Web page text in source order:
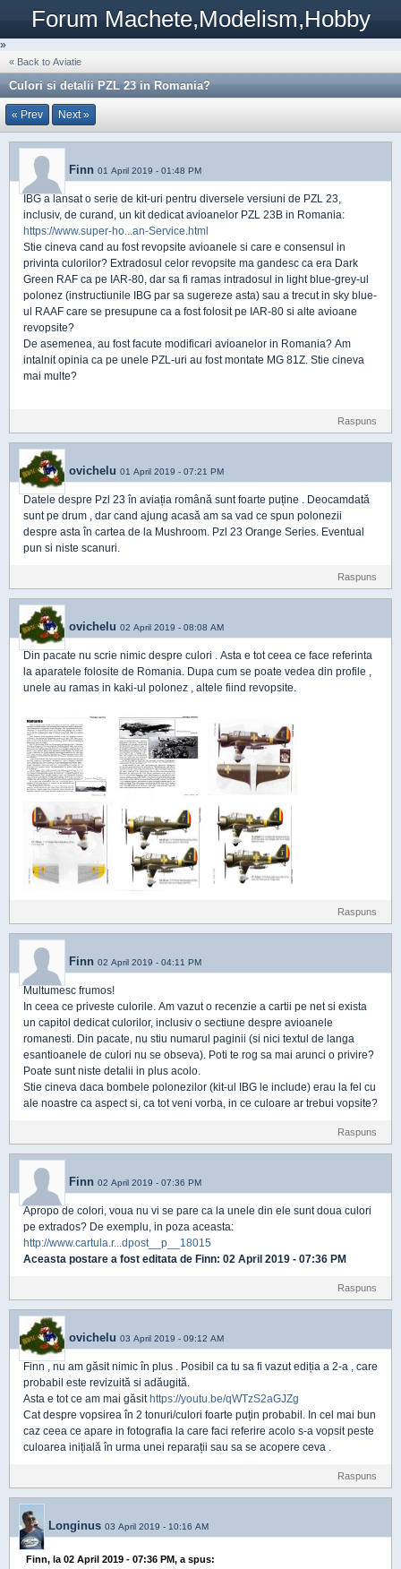
Forum Machete,Modelism,Hobby
»
« Back to Aviatie
Culori si detalii PZL 23 in Romania?
« Prev Next »
Finn 01 April 2019 - 01:48 PM
IBG a lansat o serie de kit-uri pentru diversele versiuni de PZL 23,
inclusiv, de curand, un kit dedicat avioanelor PZL 23B in Romania:
https://www.super-ho...an-Service.html
Stie cineva cand au fost revopsite avioanele si care e consensul in
privinta culorilor? Extradosul celor revopsite ma gandesc ca era Dark
Green RAF ca pe IAR-80, dar sa fi ramas intradosul in light blue-grey-ul
polonez (instructiunile IBG par sa sugereze asta) sau a trecut in sky blue-
ul RAAF care se presupune ca a fost folosit pe IAR-80 si alte avioane
revopsite?
De asemenea, au fost facute modificari avioanelor in Romania? Am
intalnit opinia ca pe unele PZL-uri au fost montate MG 81Z. Stie cineva
mai multe?
Raspuns
ovichelu 01 April 2019 - 07:21 PM
Datele despre Pzl 23 în aviația română sunt foarte puține . Deocamdată
sunt pe drum , dar cand ajung acasă am sa vad ce spun polonezii
despre asta în cartea de la Mushroom. Pzl 23 Orange Series. Eventual
pun si niste scanuri.
Raspuns
ovichelu 02 April 2019 - 08:08 AM
Din pacate nu scrie nimic despre culori . Asta e tot ceea ce face referinta
la aparatele folosite de Romania. Dupa cum se poate vedea din profile ,
unele au ramas in kaki-ul polonez , altele fiind revopsite.
Raspuns
Finn 02 April 2019 - 04:11 PM
Multumesc frumos!
In ceea ce priveste culorile. Am vazut o recenzie a cartii pe net si exista
un capitol dedicat culorilor, inclusiv o sectiune despre avioanele
romanesti. Din pacate, nu stiu numarul paginii (si nici textul de langa
esantioanele de culori nu se obseva). Poti te rog sa mai arunci o privire?
Poate sunt niste detalii in plus acolo.
Stie cineva daca bombele polonezilor (kit-ul IBG le include) erau la fel cu
ale noastre ca aspect si, ca tot veni vorba, in ce culoare ar trebui vopsite?
Raspuns
Finn 02 April 2019 - 07:36 PM
Apropo de colori, voua nu vi se pare ca la unele din ele sunt doua culori
pe extrados? De exemplu, in poza aceasta:
http://www.cartula.r...dpost__p__18015
Aceasta postare a fost editata de Finn: 02 April 2019 - 07:36 PM
Raspuns
ovichelu 03 April 2019 - 09:12 AM
Finn , nu am găsit nimic în plus . Posibil ca tu sa fi vazut ediția a 2-a , care
probabil este revizuită si adăugită.
Asta e tot ce am mai găsit https://youtu.be/qWTzS2aGJZg
Cat despre vopsirea în 2 tonuri/culori foarte puțin probabil. In cel mai bun
caz ceea ce apare in fotografia la care faci referire acolo s-a vopsit peste
culoarea inițială în urma unei reparații sau sa se acopere ceva .
Raspuns
Longinus 03 April 2019 - 10:16 AM
Finn, la 02 April 2019 - 07:36 PM, a spus: